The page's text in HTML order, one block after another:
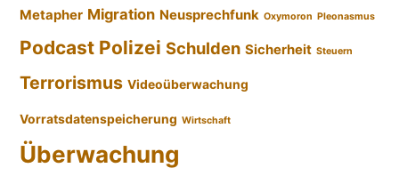
Metapher Migration Neusprechfunk Oxymoron Pleonasmus
Podcast Polizei Schulden Sicherheit Steuern
Terrorismus Videoüberwachung
Vorratsdatenspeicherung Wirtschaft
Überwachung